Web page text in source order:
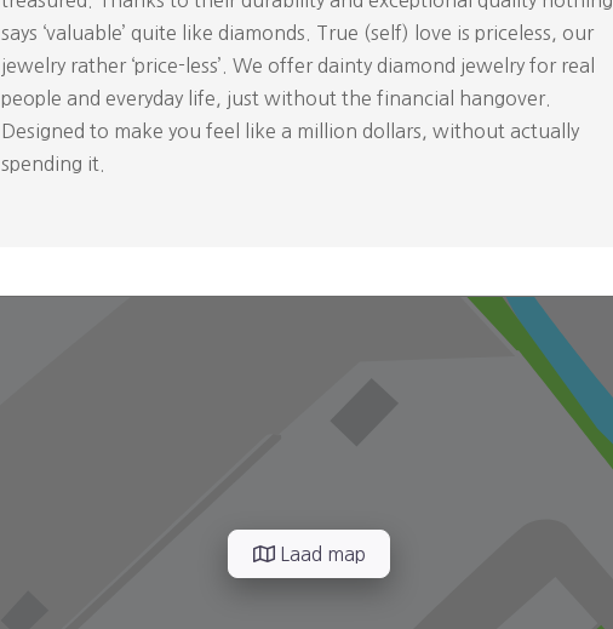
says ‘valuable’ quite like diamonds. True (self) love is priceless, our
jewelry rather ‘price-less’. We offer dainty diamond jewelry for real
people and everyday life, just without the financial hangover.
Designed to make you feel like a million dollars, without actually
spending it.
Laad map